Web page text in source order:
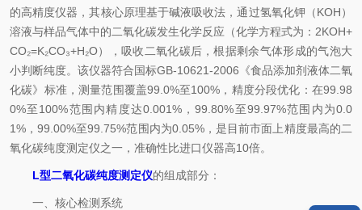
的高精度仪器，其核心原理基于碱液吸收法，通过氢氧化钾（KOH）
溶液与样品气体中的二氧化碳发生化学反应（化学方程式为：2KOH+
CO₂=K₂CO₃+H₂O），吸收二氧化碳后，根据剩余气体形成的气泡大
小判断纯度。该仪器符合国标GB-10621-2006《食品添加剂液体二氧
化碳》标准，测量范围覆盖99.0%至100%，精度分段优化：在99.98
0%至100%范围内精度达0.001%，99.80%至99.97%范围内为0.0
1%，99.00%至99.75%范围内为0.05%，是目前市面上精度最高的二
氧化碳纯度测定仪之一，准确性比进口仪器高10倍。
L型二氧化碳纯度测定仪的组成部分：
一、核心检测系统